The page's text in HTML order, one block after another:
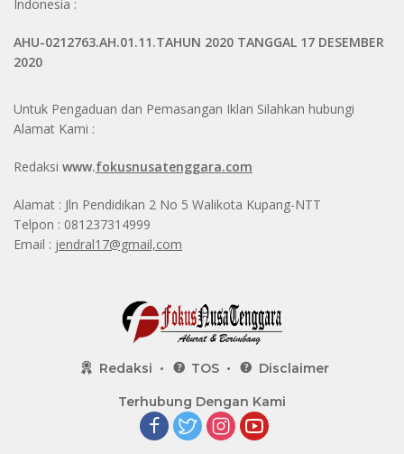
Indonesia :
AHU-0212763.AH.01.11.TAHUN 2020 TANGGAL 17 DESEMBER
2020
Untuk Pengaduan dan Pemasangan Iklan Silahkan hubungi
Alamat Kami :
Redaksi www.fokusnusatenggara.com
Alamat : Jln Pendidikan 2 No 5 Walikota Kupang-NTT
Telpon : 081237314999
Email : jendral17@gmail,com
Redaksi TOS Disclaimer
Terhubung Dengan Kami